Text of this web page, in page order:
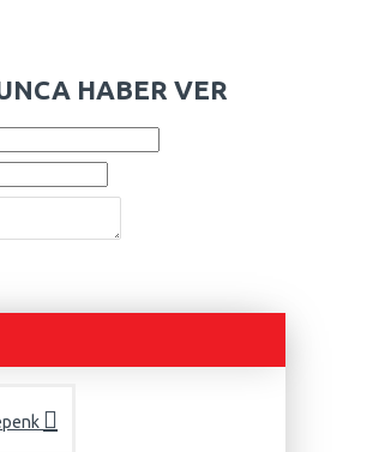
HABER VER